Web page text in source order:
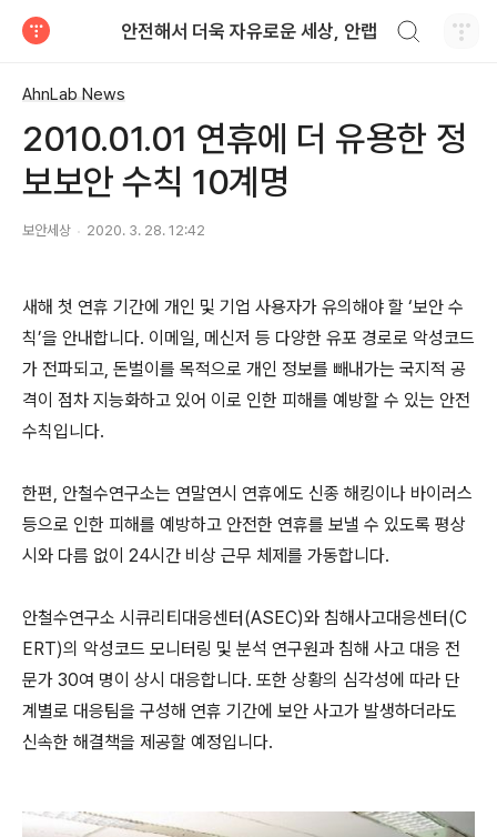
안전해서 더욱 자유로운 세상, 안랩
AhnLab News
2010.01.01 연휴에 더 유용한 정
보보안 수칙 10계명
보안세상 2020. 3. 28. 12:42
새해 첫 연휴 기간에 개인 및 기업 사용자가 유의해야 할 ‘보안 수
칙’을 안내합니다. 이메일, 메신저 등 다양한 유포 경로로 악성코드
가 전파되고, 돈벌이를 목적으로 개인 정보를 빼내가는 국지적 공
격이 점차 지능화하고 있어 이로 인한 피해를 예방할 수 있는 안전
수칙입니다.
한편, 안철수연구소는 연말연시 연휴에도 신종 해킹이나 바이러스
등으로 인한 피해를 예방하고 안전한 연휴를 보낼 수 있도록 평상
시와 다름 없이 24시간 비상 근무 체제를 가동합니다.
안철수연구소 시큐리티대응센터(ASEC)와 침해사고대응센터(C
ERT)의 악성코드 모니터링 및 분석 연구원과 침해 사고 대응 전
문가 30여 명이 상시 대응합니다. 또한 상황의 심각성에 따라 단
계별로 대응팀을 구성해 연휴 기간에 보안 사고가 발생하더라도
신속한 해결책을 제공할 예정입니다.